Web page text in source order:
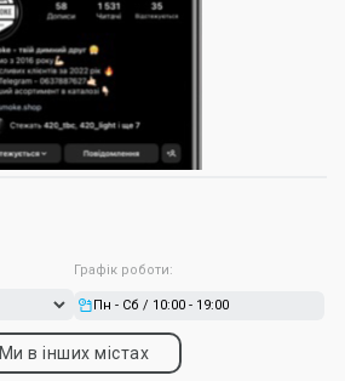
Графік роботи:
Пн - Сб / 10:00 - 19:00
Ми в інших містах